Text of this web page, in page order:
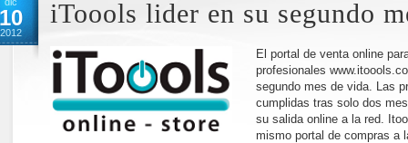
10
2012
iToools lider en su segundo
El portal de venta online
profesionales
segundo mes de vida. Las
cumplidas tras solo dos
su salida online a la red.
mismo portal de compras a